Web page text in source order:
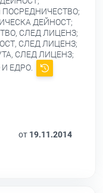
ДЕЙНОСТ;
СЛЕД ЛИЦЕНЗ;
СЛЕД ЛИЦЕНЗ;
СЛЕД ЛИЦЕНЗ;
ЕДРО.
от 19.11.2014